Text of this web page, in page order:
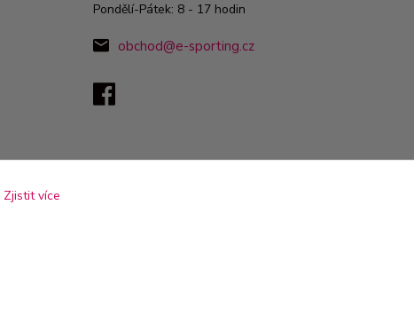
Pondělí-Pátek: 8 - 17 hodin
obchod@e-sporting.cz
Zjistit více